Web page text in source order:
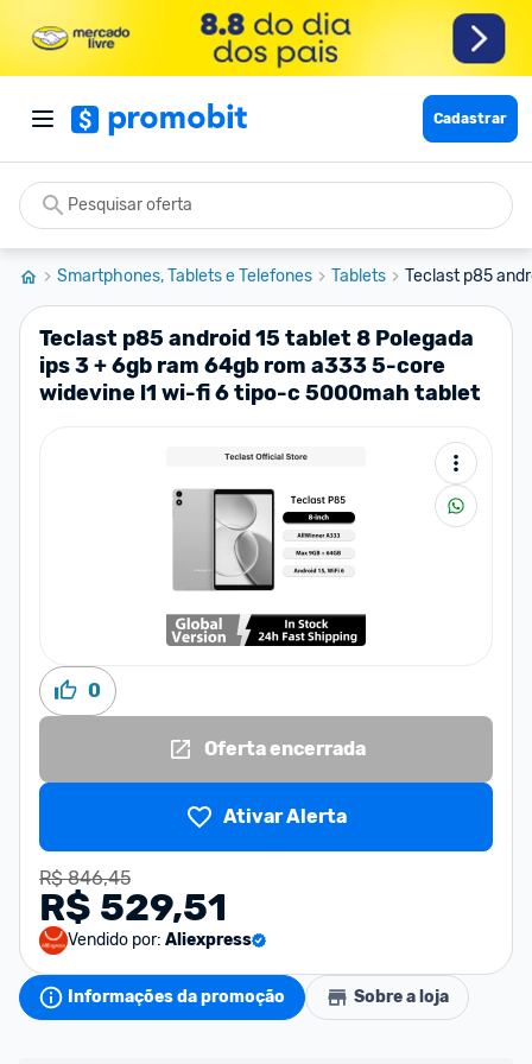
Cadastrar
Smartphones, Tablets e Telefones Tablets Teclast p85
Teclast p85 android 15 tablet 8 Polegada
ips 3 + 6gb ram 64gb rom a333 5-core
widevine l1 wi-fi 6 tipo-c 5000mah tablet
0
Oferta encerrada
Ativar Alerta
R$ 846,45
R$ 529,51
Vendido por: Aliexpress
Informações da promoção Sobre a loja